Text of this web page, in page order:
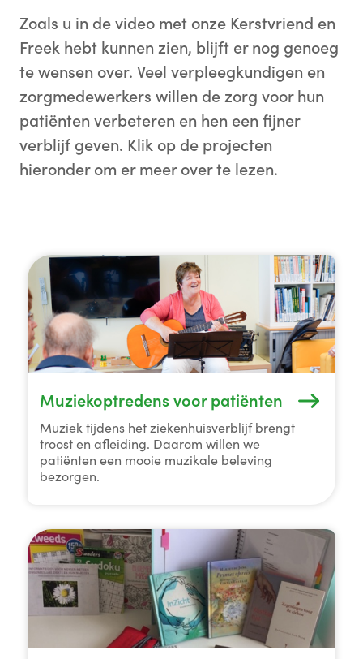
Zoals u in de video met onze Kerstvriend en
Freek hebt kunnen zien, blijft er nog genoeg
te wensen over. Veel verpleegkundigen en
zorgmedewerkers willen de zorg voor hun
patiënten verbeteren en hen een fijner
verblijf geven. Klik op de projecten
hieronder om er meer over te lezen.
Muziekoptredens voor patiënten
Muziek tijdens het ziekenhuisverblijf brengt
troost en afleiding. Daarom willen we
patiënten een mooie muzikale beleving
bezorgen.